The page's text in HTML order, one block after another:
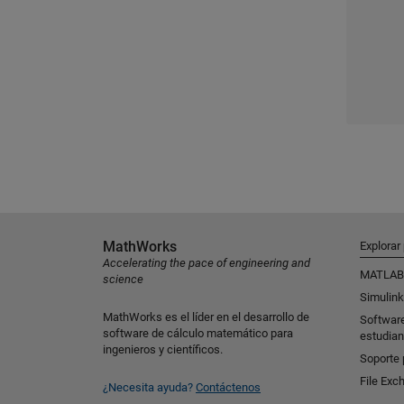
MathWorks
Accelerating the pace of engineering and
science
MathWorks es el líder en el desarrollo de
software de cálculo matemático para
ingenieros y científicos.
¿Necesita ayuda? Contáctenos
MATLAB
Simulink
Soporte
File